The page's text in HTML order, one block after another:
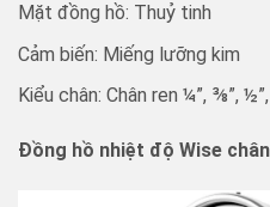
Mặt đồng hồ: Thuỷ tinh
Cảm biến: Miếng lưỡng kim
Kiểu chân: Chân ren ¼”, ⅜”,
Đồng hồ nhiệt độ Wise